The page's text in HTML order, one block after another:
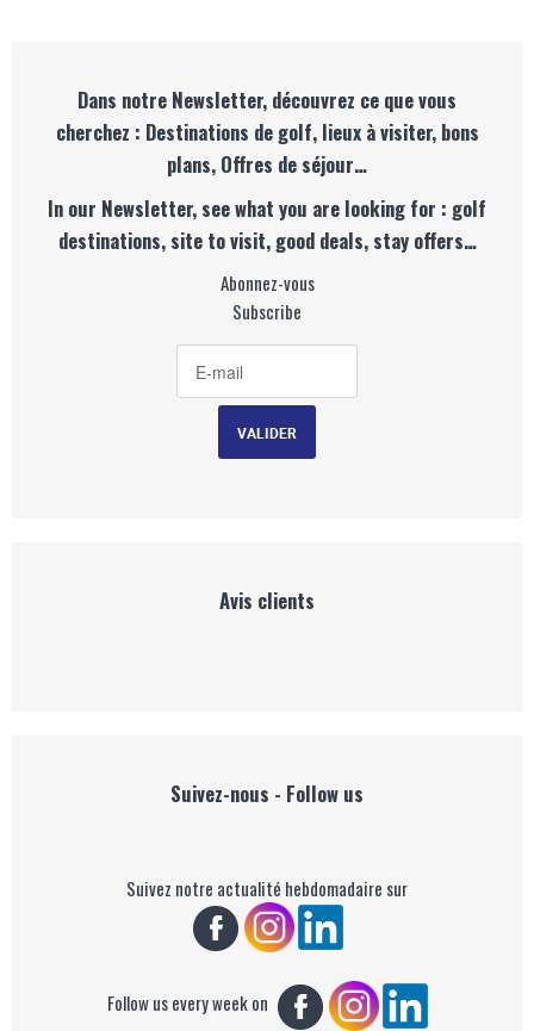
Dans notre Newsletter, découvrez ce que vous
cherchez : Destinations de golf, lieux à visiter, bons
plans, Offres de séjour…
In our Newsletter, see what you are looking for : golf
destinations, site to visit, good deals, stay offers…
Abonnez-vous
Subscribe
Avis clients
Suivez-nous - Follow us
Suivez notre actualité hebdomadaire sur
Follow us every week on